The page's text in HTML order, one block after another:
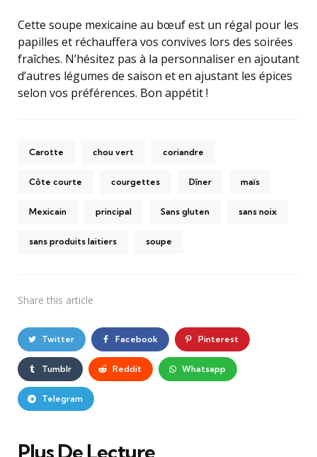
Cette soupe mexicaine au bœuf est un régal pour les
papilles et réchauffera vos convives lors des soirées
fraîches. N’hésitez pas à la personnaliser en ajoutant
d’autres légumes de saison et en ajustant les épices
selon vos préférences. Bon appétit !
Carotte chou vert coriandre
Côte courte courgettes Dîner maïs
Mexicain principal Sans gluten sans noix
sans produits laitiers soupe
Share this article
Twitter Facebook Pinterest
Tumblr Reddit Whatsapp
Telegram
Plus De Lecture